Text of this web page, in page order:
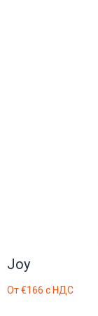
Joy
От€166 с НДС